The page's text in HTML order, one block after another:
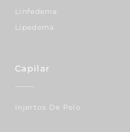
Linfedema
Lipedema
Capilar
Injertos De Pelo